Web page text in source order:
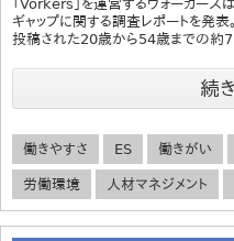
「Vorkers」を運営するヴォーカーズ
ギャップに関する調査レポートを発
投稿された20歳から54歳までの
続
働きやすさ ES 働きがい
労働環境 人材マネジメント